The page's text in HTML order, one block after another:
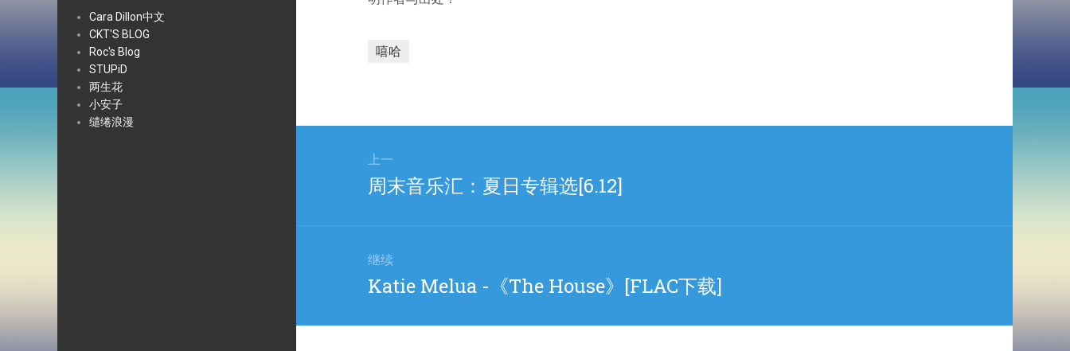
Cara Dillon中文
CKT'S BLOG
Roc's Blog
STUPiD
两生花
小安子
缱绻浪漫
嘻哈
上一
上
篇
周末音乐汇：夏日专辑选[6.12]
继续
下
Katie Melua -《The House》[FLAC下载]